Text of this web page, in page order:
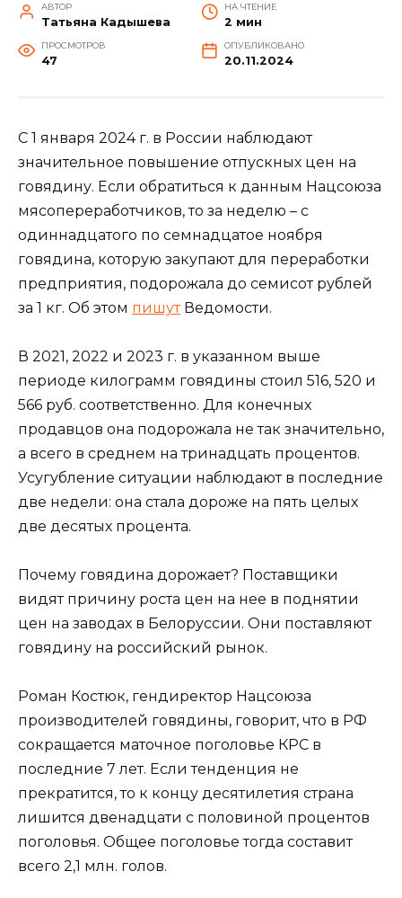
АВТОР
Татьяна Кадышева
НА ЧТЕНИЕ
2 мин
ПРОСМОТРОВ
47
ОПУБЛИКОВАНО
20.11.2024
С 1 января 2024 г. в России наблюдают
значительное повышение отпускных цен на
говядину. Если обратиться к данным Нацсоюза
мясопереработчиков, то за неделю – с
одиннадцатого по семнадцатое ноября
говядина, которую закупают для переработки
предприятия, подорожала до семисот рублей
за 1 кг. Об этом пишутВедомости.
В 2021, 2022 и 2023 г. в указанном выше
периоде килограмм говядины стоил 516, 520 и
566 руб. соответственно. Для конечных
продавцов она подорожала не так значительно,
а всего в среднем на тринадцать процентов.
Усугубление ситуации наблюдают в последние
две недели: она стала дороже на пять целых
две десятых процента.
Почему говядина дорожает? Поставщики
видят причину роста цен на нее в поднятии
цен на заводах в Белоруссии. Они поставляют
говядину на российский рынок.
Роман Костюк, гендиректор Нацсоюза
производителей говядины, говорит, что в РФ
сокращается маточное поголовье КРС в
последние 7 лет. Если тенденция не
прекратится, то к концу десятилетия страна
лишится двенадцати с половиной процентов
поголовья. Общее поголовье тогда составит
всего 2,1 млн. голов.